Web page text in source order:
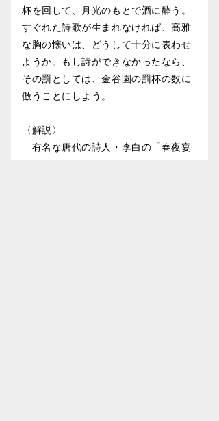
杯を回して、月光のもとで酒に酔う。
すぐれた詩歌が生まれなければ、高雅
な胸の懐いは、どうして十分に表わせ
ようか。もし詩ができなかったなら、
その罰としては、金谷園の罰杯の数に
倣うことにしよう。
〈解説〉
有名な唐代の詩人・李白の「春夜宴